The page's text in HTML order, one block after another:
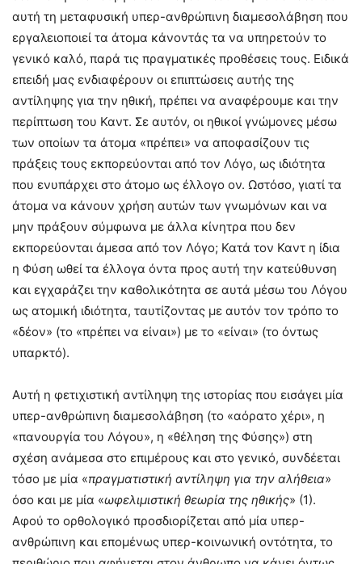
αυτή τη μεταφυσική υπερ-ανθρώπινη διαμεσολάβηση που
εργαλειοποιεί τα άτομα κάνοντάς τα να υπηρετούν το
γενικό καλό, παρά τις πραγματικές προθέσεις τους. Ειδικά
επειδή μας ενδιαφέρουν οι επιπτώσεις αυτής της
αντίληψης για την ηθική, πρέπει να αναφέρουμε και την
περίπτωση του Καντ. Σε αυτόν, οι ηθικοί γνώμονες μέσω
των οποίων τα άτομα «πρέπει» να αποφασίζουν τις
πράξεις τους εκπορεύονται από τον Λόγο, ως ιδιότητα
που ενυπάρχει στο άτομο ως έλλογο ον. Ωστόσο, γιατί τα
άτομα να κάνουν χρήση αυτών των γνωμόνων και να
μην πράξουν σύμφωνα με άλλα κίνητρα που δεν
εκπορεύονται άμεσα από τον Λόγο; Κατά τον Καντ η ίδια
η Φύση ωθεί τα έλλογα όντα προς αυτή την κατεύθυνση
και εγχαράζει την καθολικότητα σε αυτά μέσω του Λόγου
ως ατομική ιδιότητα, ταυτίζοντας με αυτόν τον τρόπο το
«δέον» (το «πρέπει να είναι») με το «είναι» (το όντως
υπαρκτό).
Αυτή η φετιχιστική αντίληψη της ιστορίας που εισάγει μία
υπερ-ανθρώπινη διαμεσολάβηση (το «αόρατο χέρι», η
«πανουργία του Λόγου», η «θέληση της Φύσης») στη
σχέση ανάμεσα στο επιμέρους και στο γενικό, συνδέεται
τόσο με μία «πραγματιστική αντίληψη για την αλήθεια»
όσο και με μία «ωφελιμιστική θεωρία της ηθικής» (1).
Αφού το ορθολογικό προσδιορίζεται από μία υπερ-
ανθρώπινη και επομένως υπερ-κοινωνική οντότητα, το